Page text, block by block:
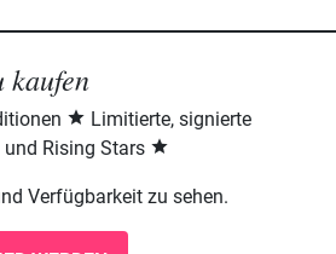
kaufen
Limitierte, signierte
Rising Stars
Verfügbarkeit zu sehen.